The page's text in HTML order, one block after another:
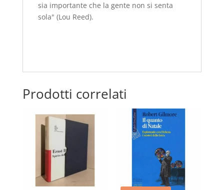
sia importante che la gente non si senta
sola" (Lou Reed).
Prodotti correlati